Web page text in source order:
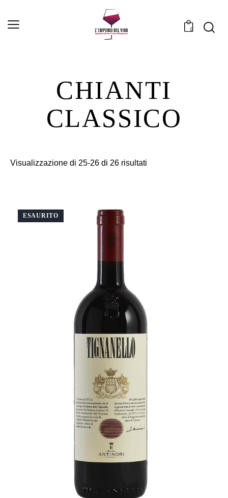
0
CHIANTI
CLASSICO
Visualizzazione di 25-26 di 26 risultati
ESAURITO